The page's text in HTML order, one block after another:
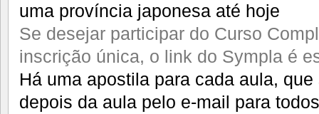
uma província japonesa até hoje
Se desejar participar do Curso
inscrição única, o link do Sympla é
Há uma apostila para cada aula,
depois da aula pelo e-mail para